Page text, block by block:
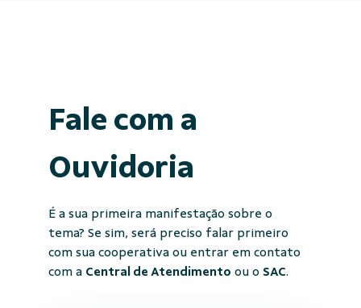
Fale com a
Ouvidoria
É a sua primeira manifestação sobre o
tema? Se sim, será preciso falar primeiro
com sua cooperativa ou entrar em contato
com a Central de Atendimento ou o SAC.